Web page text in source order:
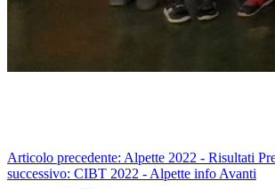
Articolo precedente: Alpette 2022 - Risultati
successivo: CIBT 2022 - Alpette info Avanti